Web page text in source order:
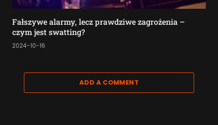
Fałszywe alarmy, lecz prawdziwe zagrożenia –
czym jest swatting?
2024-10-16
ADD A COMMENT